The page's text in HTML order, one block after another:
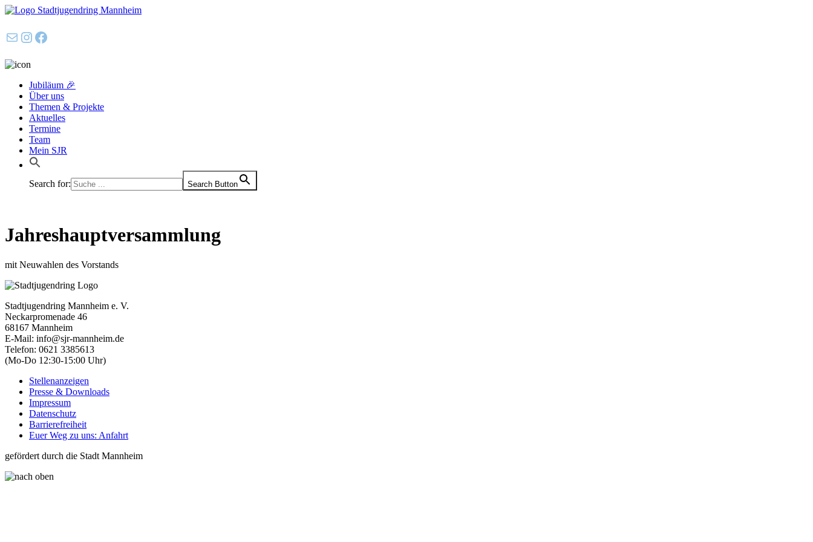
E-MailInstagram
Facebook
Jubiläum 🎉
Über uns
Themen & Projekte
Aktuelles
Termine
Team
Mein SJR
Search for: Search Button
Jahreshauptversammlung
mit Neuwahlen des Vorstands
Stadtjugendring Mannheim e. V.
Neckarpromenade 46
68167 Mannheim
E-Mail: info@sjr-mannheim.de
Telefon: 0621 3385613
(Mo-Do 12:30-15:00 Uhr)
Stellenanzeigen
Presse & Downloads
Impressum
Datenschutz
Barrierefreiheit
Euer Weg zu uns: Anfahrt
gefördert durch die Stadt Mannheim